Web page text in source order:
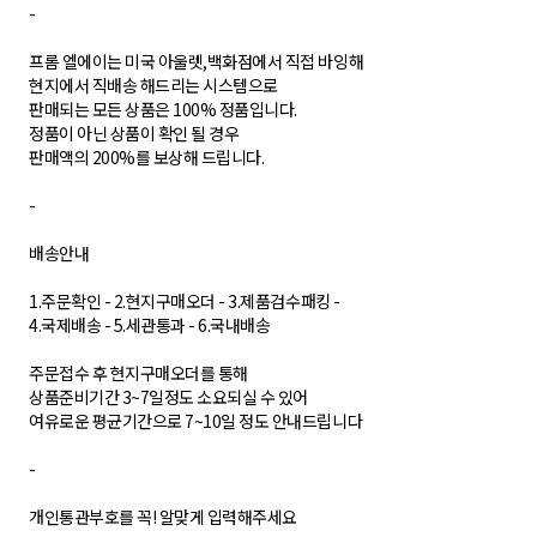
-
프롬 엘에이는 미국 아울렛,백화점에서 직접 바잉해
현지에서 직배송 해드리는 시스템으로
판매되는 모든 상품은 100% 정품입니다.
정품이 아닌 상품이 확인 될 경우
판매액의 200%를 보상해 드립니다.
-
배송안내
1.주문확인 - 2.현지구매오더 - 3.제품검수패킹 -
4.국제배송 - 5.세관통과 - 6.국내배송
주문접수 후 현지구매오더를 통해
상품준비기간 3~7일정도 소요되실 수 있어
여유로운 평균기간으로 7~10일 정도 안내드립니다
-
개인통관부호를 꼭! 알맞게 입력해주세요